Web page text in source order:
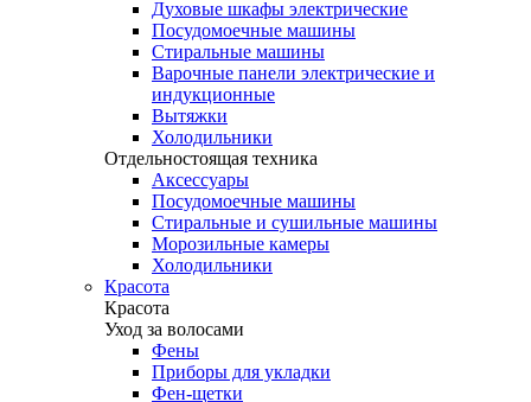
Духовые шкафы электрические
Посудомоечные машины
Стиральные машины
Варочные панели электрические и
индукционные
Вытяжки
Холодильники
Отдельностоящая техника
Аксессуары
Посудомоечные машины
Стиральные и сушильные машины
Морозильные камеры
Холодильники
Красота
Красота
Уход за волосами
Фены
Приборы для укладки
Фен-щетки